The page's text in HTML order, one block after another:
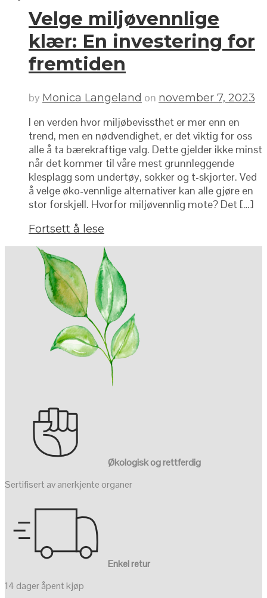
Velge miljøvennlige
klær: En investering for
fremtiden
by Monica Langeland on november 7, 2023
I en verden hvor miljøbevissthet er mer enn en
trend, men en nødvendighet, er det viktig for oss
alle å ta bærekraftige valg. Dette gjelder ikke minst
når det kommer til våre mest grunnleggende
klesplagg som undertøy, sokker og t-skjorter. Ved
å velge øko-vennlige alternativer kan alle gjøre en
stor forskjell. Hvorfor miljøvennlig mote? Det […]
Fortsett å lese
Økologisk og rettferdig
Sertifisert av anerkjente organer
Enkel retur
14 dager åpent kjøp